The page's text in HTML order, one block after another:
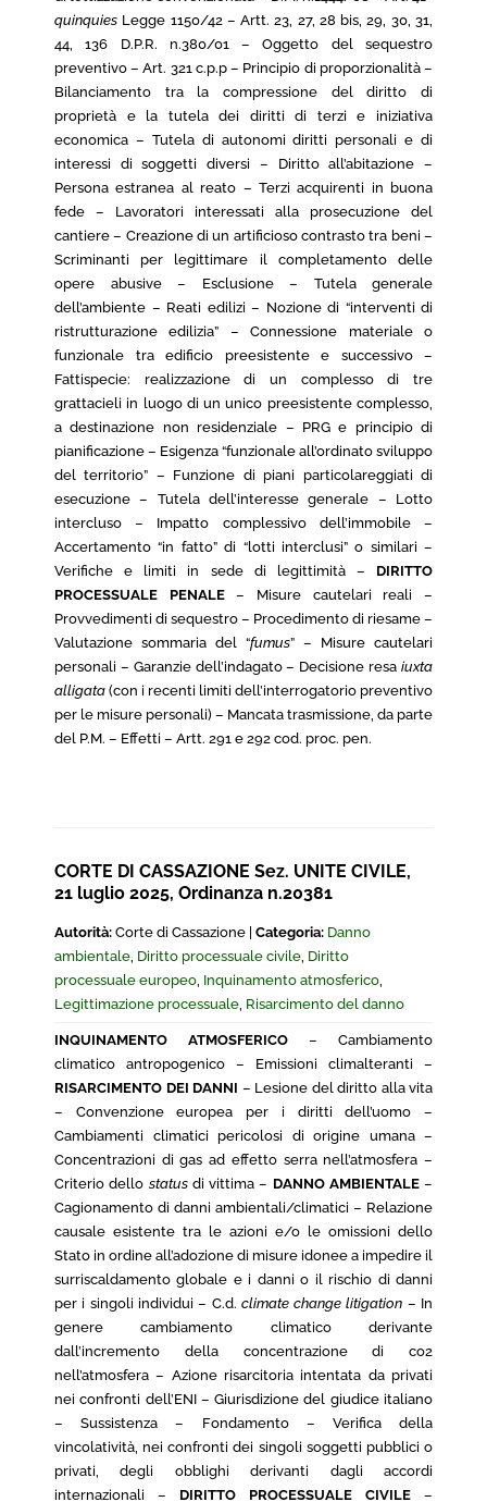
quinquies Legge 1150/42 – Artt. 23, 27, 28 bis, 29, 30, 31,
44, 136 D.P.R. n.380/01 – Oggetto del sequestro
preventivo – Art. 321 c.p.p – Principio di proporzionalità –
Bilanciamento tra la compressione del diritto di
proprietà e la tutela dei diritti di terzi e iniziativa
economica – Tutela di autonomi diritti personali e di
interessi di soggetti diversi – Diritto all’abitazione –
Persona estranea al reato – Terzi acquirenti in buona
fede – Lavoratori interessati alla prosecuzione del
cantiere – Creazione di un artificioso contrasto tra beni –
Scriminanti per legittimare il completamento delle
opere abusive – Esclusione – Tutela generale
dell’ambiente – Reati edilizi – Nozione di “interventi di
ristrutturazione edilizia” – Connessione materiale o
funzionale tra edificio preesistente e successivo –
Fattispecie: realizzazione di un complesso di tre
grattacieli in luogo di un unico preesistente complesso,
a destinazione non residenziale – PRG e principio di
pianificazione – Esigenza “funzionale all’ordinato sviluppo
del territorio” – Funzione di piani particolareggiati di
esecuzione – Tutela dell’interesse generale – Lotto
intercluso – Impatto complessivo dell’immobile –
Accertamento “in fatto” di “lotti interclusi” o similari –
Verifiche e limiti in sede di legittimità – DIRITTO
PROCESSUALE PENALE– Misure cautelari reali –
Provvedimenti di sequestro – Procedimento di riesame –
Valutazione sommaria del “fumus” – Misure cautelari
personali – Garanzie dell’indagato – Decisione resa iuxta
alligata (con i recenti limiti dell’interrogatorio preventivo
per le misure personali) – Mancata trasmissione, da parte
del P.M. – Effetti – Artt. 291 e 292 cod. proc. pen.
CORTE DI CASSAZIONE Sez. UNITE CIVILE,
21 luglio 2025, Ordinanza n.20381
Autorità: Corte di Cassazione | Categoria: Danno
ambientale, Diritto processuale civile, Diritto
processuale europeo, Inquinamento atmosferico,
Legittimazione processuale, Risarcimento del danno
INQUINAMENTO ATMOSFERICO – Cambiamento
climatico antropogenico – Emissioni climalteranti –
RISARCIMENTO DEI DANNI – Lesione del diritto alla vita
– Convenzione europea per i diritti dell’uomo –
Cambiamenti climatici pericolosi di origine umana –
Concentrazioni di gas ad effetto serra nell’atmosfera –
Criterio dello statusdi vittima – DANNO AMBIENTALE–
Cagionamento di danni ambientali/climatici – Relazione
causale esistente tra le azioni e/o le omissioni dello
Stato in ordine all’adozione di misure idonee a impedire il
surriscaldamento globale e i danni o il rischio di danni
per i singoli individui – C.d. climate change litigation – In
genere cambiamento climatico derivante
dall’incremento della concentrazione di co2
nell’atmosfera – Azione risarcitoria intentata da privati
nei confronti dell’ENI – Giurisdizione del giudice italiano
– Sussistenza – Fondamento – Verifica della
vincolatività, nei confronti dei singoli soggetti pubblici o
privati, degli obblighi derivanti dagli accordi
internazionali – DIRITTO PROCESSUALE CIVILE –